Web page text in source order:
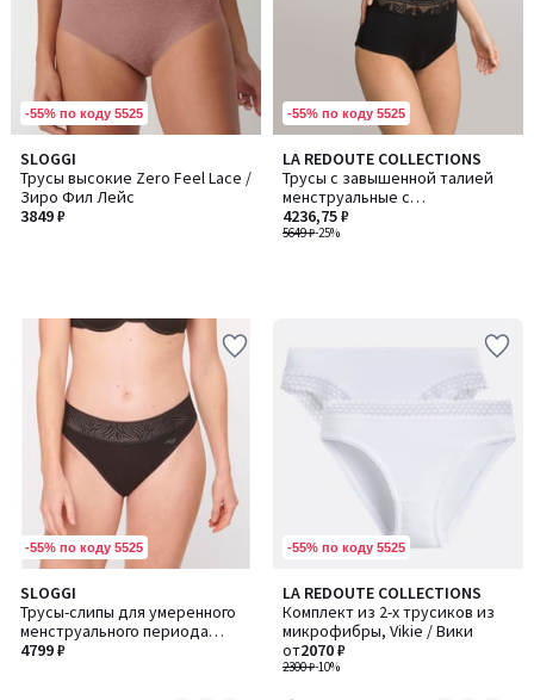
-55% по коду 5525
SLOGGI
Трусы высокие Zero Feel Lace /
Зиро Фил Лейс
3849 ₽
-55% по коду 5525
LA REDOUTE COLLECTIONS
Трусы с завышенной талией
менструальные с
максимальной
впитываемостью
5649 ₽-25%
4236,75 ₽
-55% по коду 5525
SLOGGI
Трусы-слипы для умеренного
менструального периода
Period Pants / Период Пэнтс
4799 ₽
Количество
цветов:
2
-55% по коду 5525
LA REDOUTE COLLECTIONS
Комплект из 2-х трусиков из
микрофибры, Vikie / Вики
2300 ₽-10%
от2070 ₽
4
/
5
Количество
цветов:
2